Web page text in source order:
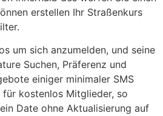
erstellen Ihr Straßenkurs
um sich anzumelden, und seine
Suchen, Präferenz und
einiger minimaler SMS
kostenlos Mitglieder, so
Date ohne Aktualisierung auf